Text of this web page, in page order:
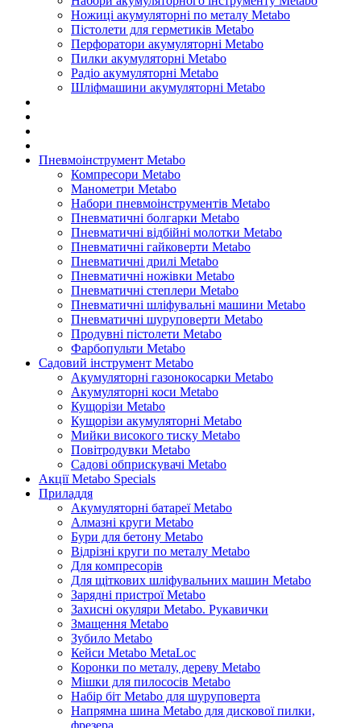
Ножиці акумуляторні по металу Metabo
Пістолети для герметиків Metabo
Перфоратори акумуляторні Metabo
Пилки акумуляторні Metabo
Радіо акумуляторні Metabo
Шліфмашини акумуляторні Metabo
Пневмоінструмент Metabo
Компресори Metabo
Манометри Metabo
Набори пневмоінструментів Metabo
Пневматичні болгарки Metabo
Пневматичні відбійні молотки Metabo
Пневматичні гайковерти Metabo
Пневматичні дрилі Metabo
Пневматичні ножівки Metabo
Пневматичні степлери Metabo
Пневматичні шліфувальні машини Metabo
Пневматичні шуруповерти Metabo
Продувні пістолети Metabo
Фарбопульти Metabo
Садовий інструмент Metabo
Акумуляторні газонокосарки Metabo
Акумуляторні коси Metabo
Кущорізи Metabo
Кущорізи акумуляторні Metabo
Мийки високого тиску Metabo
Повітродувки Metabo
Садові обприскувачі Metabo
Акції Metabo Specials
Приладдя
Акумуляторні батареї Metabo
Алмазні круги Metabo
Бури для бетону Metabo
Відрізні круги по металу Metabo
Для компресорів
Для щіткових шліфувальних машин Metabo
Зарядні пристрої Metabo
Захисні окуляри Metabo. Рукавички
Змащення Metabo
Зубило Metabo
Кейси Metabo MetaLoc
Коронки по металу, дереву Metabo
Мішки для пилососів Metabo
Набір біт Metabo для шуруповерта
Напрямна шина Metabo для дискової пилки,
фрезера